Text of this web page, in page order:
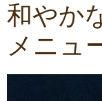
和やか
メニュ